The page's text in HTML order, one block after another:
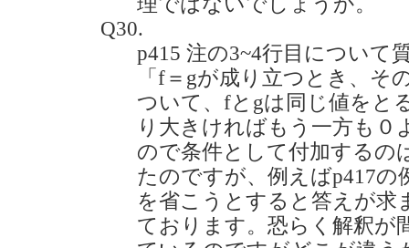
Q30.
p415 注の3~4行目について
「f＝gが成り立つとき、そ
ついて、fとgは同じ値をと
り大きければもう一方も０
ので条件として付加するの
たのですが、例えばp417の
を省こうとすると答えが求
ております。恐らく解釈が